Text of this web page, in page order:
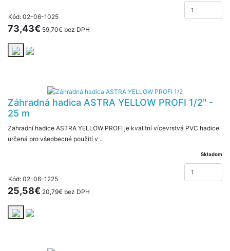
Kód: 02-06-1025
73,43€ 59,70€ bez DPH
Záhradná hadica ASTRA YELLOW PROFI 1/2" -
25 m
Zahradní hadice ASTRA YELLOW PROFI je kvalitní vícevrstvá PVC hadice
určená pro všeobecné použití v ..
Kód: 02-06-1225
Skladom
25,58€ 20,79€ bez DPH